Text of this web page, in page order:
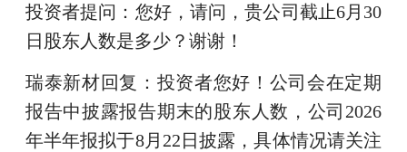
投资者提问：您好，请问，贵公司截止6月30
日股东人数是多少？谢谢！
瑞泰新材回复：投资者您好！公司会在定期
报告中披露报告期末的股东人数，公司2026
年半年报拟于8月22日披露，具体情况请关注